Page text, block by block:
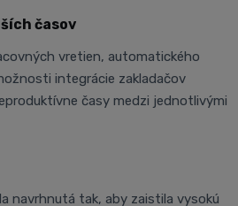
časov
vretien, automatického
integrácie zakladačov
časy medzi jednotlivými
navrhnutá tak, aby zaistila vysokú